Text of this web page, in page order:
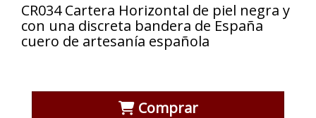
CR034 Cartera Horizontal de piel negra y
con una discreta bandera de España
cuero de artesanía española
Comprar